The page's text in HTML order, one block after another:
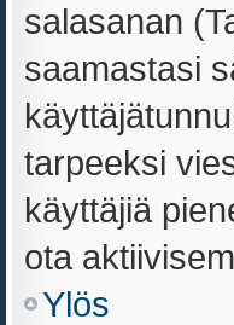
salasanan
saamastasi
tarpeeksi
käyttäjiä
ota
Ylös